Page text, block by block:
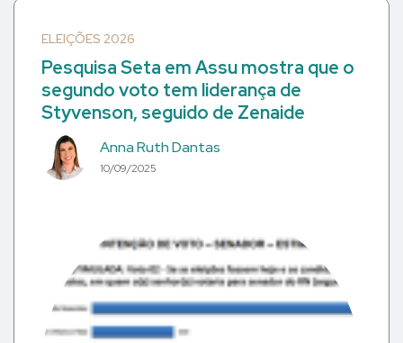
ELEIÇÕES 2026
Pesquisa Seta em Assu mostra que o
segundo voto tem liderança de
Styvenson, seguido de Zenaide
Anna Ruth Dantas
10/09/2025